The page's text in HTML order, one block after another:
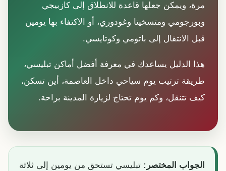
مرة، ويمكن جعلها قاعدة للانطلاق إلى كازبيجي
وبورجومي ومتسخيتا وغودوري، أو الاكتفاء بها يومين
قبل الانتقال إلى باتومي وكوتايسي.
هذا الدليل يساعدك في معرفة أفضل أماكن تبليسي،
طريقة ترتيب يوم سياحي داخل العاصمة، أين تسكن،
كيف تتنقل، وكم يوم تحتاج لزيارة المدينة براحة.
الجواب المختصر: تبليسي تستحق من يومين إلى ثلاثة